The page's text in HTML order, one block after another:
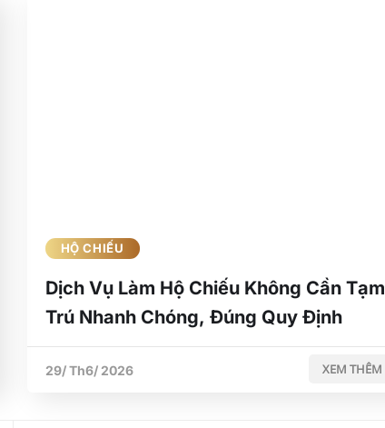
HỘ CHIẾU
Dịch Vụ Làm Hộ Chiếu Không Cần Tạm
Trú Nhanh Chóng, Đúng Quy Định
29/ Th6/ 2026 XEM THÊM